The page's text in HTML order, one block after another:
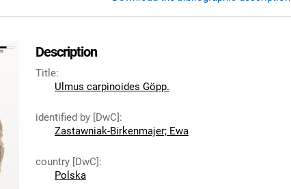
Description
Title:
Ulmus carpinoides Göpp.
identified by [DwC]:
Zastawniak-Birkenmajer; Ewa
country [DwC]:
Polska